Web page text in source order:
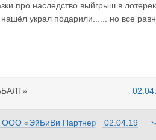
про наследство выйгрыш в
нашёл украл подарили...... но все
ООО «ЭйБиВи Партнер
02.04.19